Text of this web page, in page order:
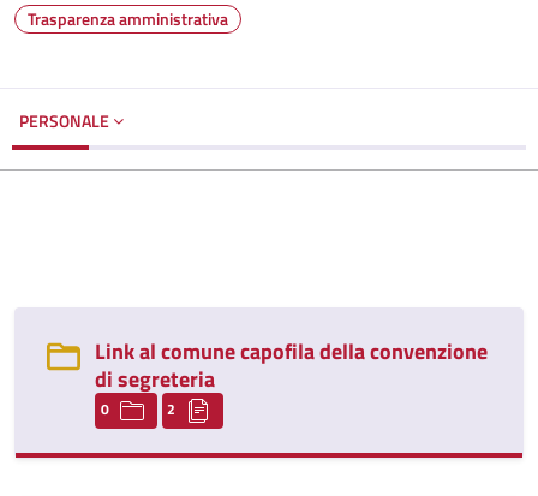
Trasparenza amministrativa
PERSONALE
Link al comune capofila della convenzione
di segreteria
0 2